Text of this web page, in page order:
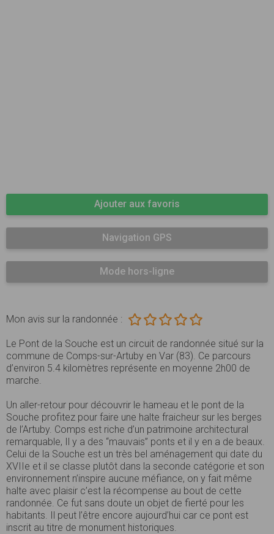
Ajouter aux favoris
Navigation GPS
Mode hors-ligne
Mon avis sur la randonnée :
Le Pont de la Souche est un circuit de randonnée situé sur la
commune de Comps-sur-Artuby en Var (83). Ce parcours
d’environ 5.4 kilomètres représente en moyenne 2h00 de
marche.
Un aller-retour pour découvrir le hameau et le pont de la
Souche profitez pour faire une halte fraicheur sur les berges
de l’Artuby. Comps est riche d’un patrimoine architectural
remarquable, Il y a des “mauvais” ponts et il y en a de beaux.
Celui de la Souche est un très bel aménagement qui date du
XVIIe et il se classe plutôt dans la seconde catégorie et son
environnement n’inspire aucune méfiance, on y fait même
halte avec plaisir c’est la récompense au bout de cette
randonnée. Ce fut sans doute un objet de fierté pour les
habitants. Il peut l’être encore aujourd’hui car ce pont est
inscrit au titre de monument historiques.